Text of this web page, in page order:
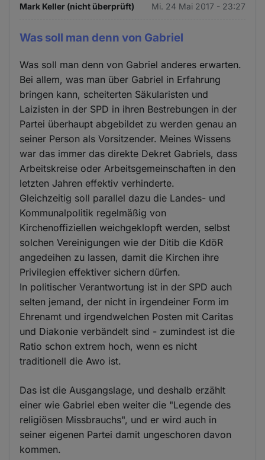
Mark Keller (nicht überprüft) Mi. 24 Mai 2017 - 23:27
Was soll man denn von Gabriel
Was soll man denn von Gabriel anderes erwarten.
Bei allem, was man über Gabriel in Erfahrung
bringen kann, scheiterten Säkularisten und
Laizisten in der SPD in ihren Bestrebungen in der
Partei überhaupt abgebildet zu werden genau an
seiner Person als Vorsitzender. Meines Wissens
war das immer das direkte Dekret Gabriels, dass
Arbeitskreise oder Arbeitsgemeinschaften in den
letzten Jahren effektiv verhinderte.
Gleichzeitig soll parallel dazu die Landes- und
Kommunalpolitik regelmäßig von
Kirchenoffiziellen weichgeklopft werden, selbst
solchen Vereinigungen wie der Ditib die KdöR
angedeihen zu lassen, damit die Kirchen ihre
Privilegien effektiver sichern dürfen.
In politischer Verantwortung ist in der SPD auch
selten jemand, der nicht in irgendeiner Form im
Ehrenamt und irgendwelchen Posten mit Caritas
und Diakonie verbändelt sind - zumindest ist die
Ratio schon extrem hoch, wenn es nicht
traditionell die Awo ist.
Das ist die Ausgangslage, und deshalb erzählt
einer wie Gabriel eben weiter die "Legende des
religiösen Missbrauchs", und er wird auch in
seiner eigenen Partei damit ungeschoren davon
kommen.